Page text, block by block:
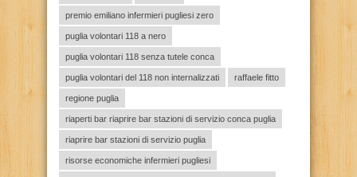
premio emiliano infermieri pugliesi zero
puglia volontari 118 a nero
puglia volontari 118 senza tutele conca
puglia volontari del 118 non internalizzati raffaele fitto
regione puglia
riaperti bar riaprire bar stazioni di servizio conca puglia
riaprire bar stazioni di servizio puglia
risorse economiche infermieri pugliesi